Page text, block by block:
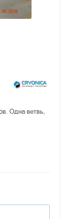
Одна ветвь,